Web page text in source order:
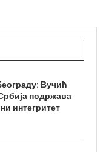
Вучић
подржава
интегритет